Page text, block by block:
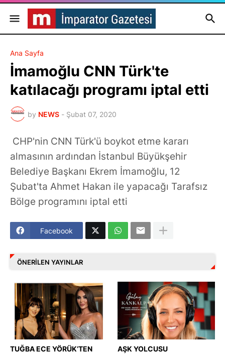
Ana Sayfa
İmamoğlu CNN Türk'te
katılacağı programı iptal etti
by NEWS - Şubat 07, 2020
CHP'nin CNN Türk'ü boykot etme kararı
almasının ardından İstanbul Büyükşehir
Belediye Başkanı Ekrem İmamoğlu, 12
Şubat'ta Ahmet Hakan ile yapacağı Tarafsız
Bölge programını iptal etti
Facebook
ÖNERILEN YAYINLAR
TUĞBA ECE YÖRÜK’TEN
AŞK YOLCUSU